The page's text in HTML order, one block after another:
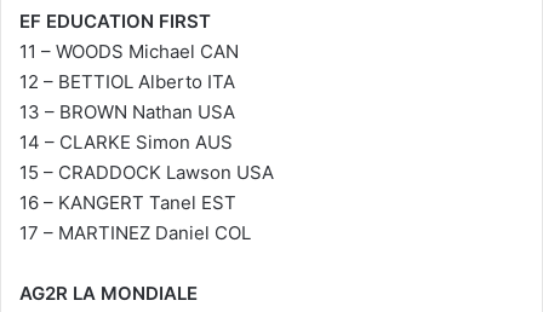
EF EDUCATION FIRST
11 – WOODS Michael CAN
12 – BETTIOL Alberto ITA
13 – BROWN Nathan USA
14 – CLARKE Simon AUS
15 – CRADDOCK Lawson USA
16 – KANGERT Tanel EST
17 – MARTINEZ Daniel COL
AG2R LA MONDIALE